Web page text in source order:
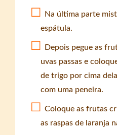
Na última parte
espátula.
Depois pegue as
uvas passas e
de trigo por cima
com uma peneira.
Coloque as frutas
as raspas de laranja